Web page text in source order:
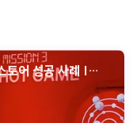
토어 성공 사례 |